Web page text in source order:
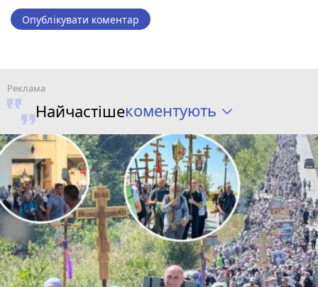
Опублікувати коментар
Найчастішекоментують